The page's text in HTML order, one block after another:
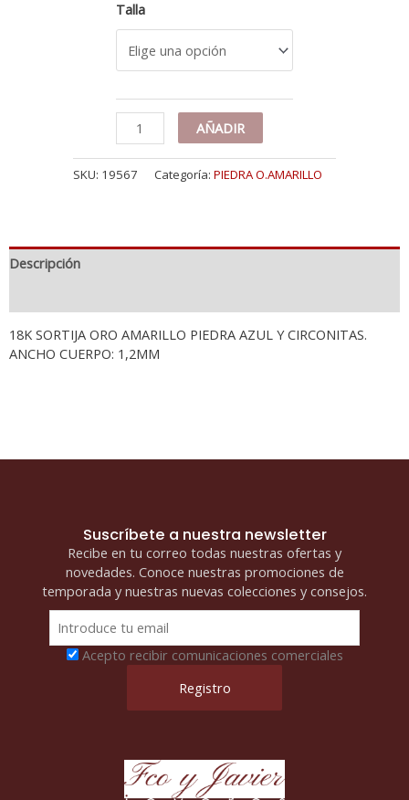
Talla
18K
SORTIJA
ORO
AMARILLO
ANCHO
MM
cantidad
AÑADIR
SKU: 19567 Categoría: PIEDRA O.AMARILLO
Descripción
18K SORTIJA ORO AMARILLO PIEDRA AZUL Y CIRCONITAS.
ANCHO CUERPO: 1,2MM
Suscríbete a nuestra newsletter
Recibe en tu correo todas nuestras ofertas y
novedades. Conoce nuestras promociones de
temporada y nuestras nuevas colecciones y consejos.
Acepto recibir comunicaciones comerciales